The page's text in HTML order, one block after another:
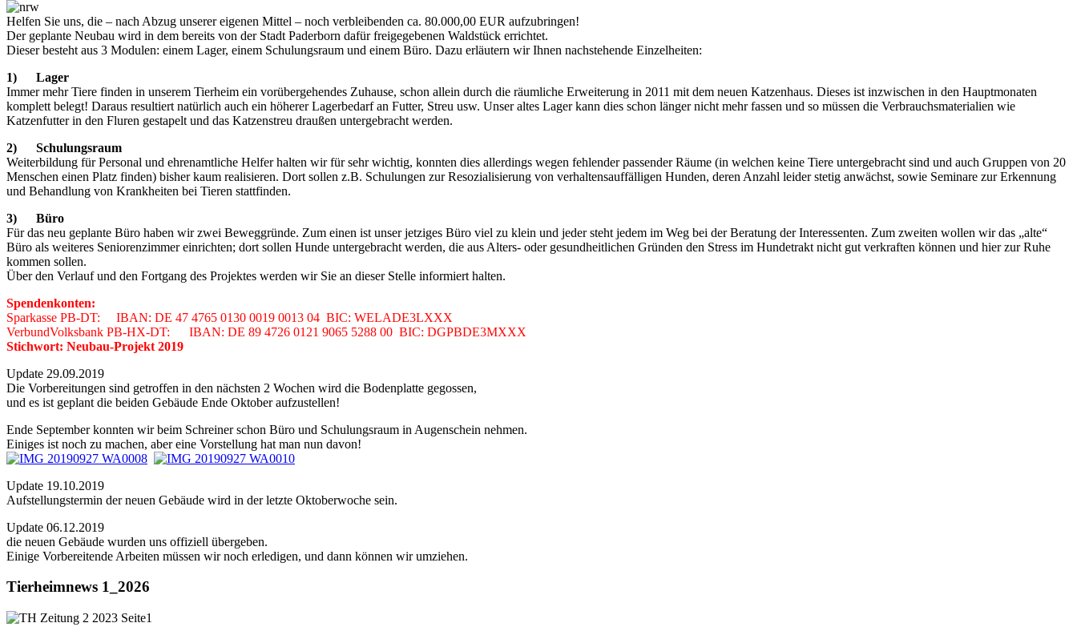
Helfen Sie uns, die – nach Abzug unserer eigenen Mittel – noch verbleibenden ca. 80.000,00 EUR aufzubringen!
Der geplante Neubau wird in dem bereits von der Stadt Paderborn dafür freigegebenen Waldstück errichtet.
Dieser besteht aus 3 Modulen: einem Lager, einem Schulungsraum und einem Büro. Dazu erläutern wir Ihnen nachstehende Einzelheiten:
1) Lager
Immer mehr Tiere finden in unserem Tierheim ein vorübergehendes Zuhause, schon allein durch die räumliche Erweiterung in 2011 mit dem neuen Katzenhaus. Dieses ist inzwischen in den Hauptmonaten
komplett belegt! Daraus resultiert natürlich auch ein höherer Lagerbedarf an Futter, Streu usw. Unser altes Lager kann dies schon länger nicht mehr fassen und so müssen die Verbrauchsmaterialien wie
Katzenfutter in den Fluren gestapelt und das Katzenstreu draußen untergebracht werden.
2) Schulungsraum
Weiterbildung für Personal und ehrenamtliche Helfer halten wir für sehr wichtig, konnten dies allerdings wegen fehlender passender Räume (in welchen keine Tiere untergebracht sind und auch Gruppen von 20
Menschen einen Platz finden) bisher kaum realisieren. Dort sollen z.B. Schulungen zur Resozialisierung von verhaltensauffälligen Hunden, deren Anzahl leider stetig anwächst, sowie Seminare zur Erkennung
und Behandlung von Krankheiten bei Tieren stattfinden.
3) Büro
Für das neu geplante Büro haben wir zwei Beweggründe. Zum einen ist unser jetziges Büro viel zu klein und jeder steht jedem im Weg bei der Beratung der Interessenten. Zum zweiten wollen wir das „alte“
Büro als weiteres Seniorenzimmer einrichten; dort sollen Hunde untergebracht werden, die aus Alters- oder gesundheitlichen Gründen den Stress im Hundetrakt nicht gut verkraften können und hier zur Ruhe
kommen sollen.
Über den Verlauf und den Fortgang des Projektes werden wir Sie an dieser Stelle informiert halten.
Spendenkonten:
Sparkasse PB-DT: IBAN: DE 47 4765 0130 0019 0013 04 BIC: WELADE3LXXX
VerbundVolksbank PB-HX-DT: IBAN: DE 89 4726 0121 9065 5288 00 BIC: DGPBDE3MXXX
Stichwort: Neubau-Projekt 2019
Update 29.09.2019
Die Vorbereitungen sind getroffen in den nächsten 2 Wochen wird die Bodenplatte gegossen,
und es ist geplant die beiden Gebäude Ende Oktober aufzustellen!
Ende September konnten wir beim Schreiner schon Büro und Schulungsraum in Augenschein nehmen.
Einiges ist noch zu machen, aber eine Vorstellung hat man nun davon!
Update 19.10.2019
Aufstellungstermin der neuen Gebäude wird in der letzte Oktoberwoche sein.
Update 06.12.2019
die neuen Gebäude wurden uns offiziell übergeben.
Einige Vorbereitende Arbeiten müssen wir noch erledigen, und dann können wir umziehen.
Tierheimnews 1_2026